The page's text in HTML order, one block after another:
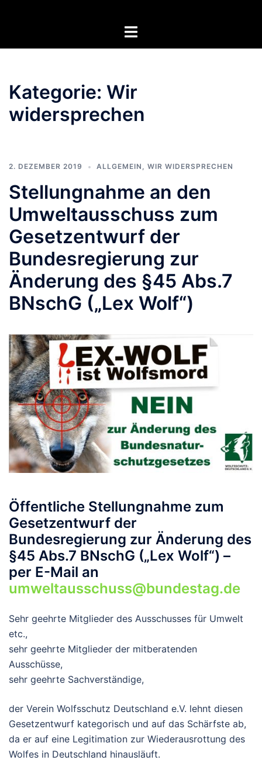
Menü
Kategorie: Wir
widersprechen
2. DEZEMBER 2019 ALLGEMEIN , WIR WIDERSPRECHEN
Stellungnahme an den
Umweltausschuss zum
Gesetzentwurf der
Bundesregierung zur
Änderung des §45 Abs.7
BNschG („Lex Wolf“)
Öffentliche Stellungnahme zum
Gesetzentwurf der
Bundesregierung zur Änderung des
§45 Abs.7 BNschG („Lex Wolf“) –
per E-Mail an
umweltausschuss@bundestag.de
Sehr geehrte Mitglieder des Ausschusses für Umwelt
etc.,
sehr geehrte Mitglieder der mitberatenden
Ausschüsse,
sehr geehrte Sachverständige,
der Verein Wolfsschutz Deutschland e.V. lehnt diesen
Gesetzentwurf kategorisch und auf das Schärfste ab,
da er auf eine Legitimation zur Wiederausrottung des
Wolfes in Deutschland hinausläuft.